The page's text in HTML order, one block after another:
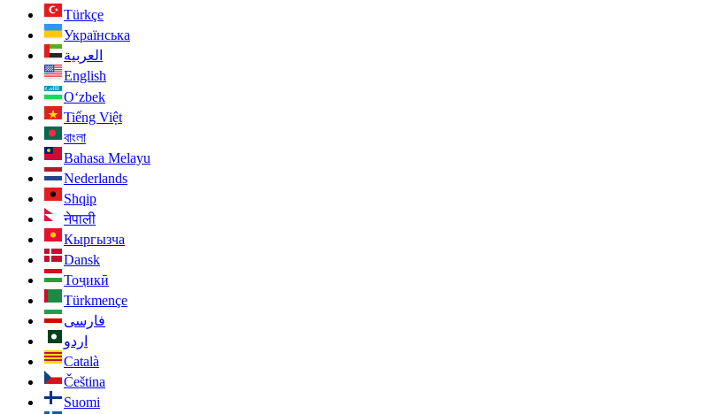
Türkçe
Українська
العربية
English
O‘zbek
Tiếng Việt
বাংলা
Bahasa Melayu
Nederlands
Shqip
नेपाली
Кыргызча
Dansk
Тоҷикӣ
Türkmençe
فارسی
اردو
Català
Čeština
Suomi